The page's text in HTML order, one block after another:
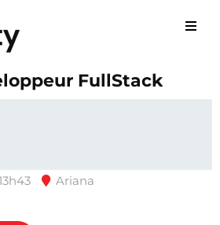
FullStack
Ariana